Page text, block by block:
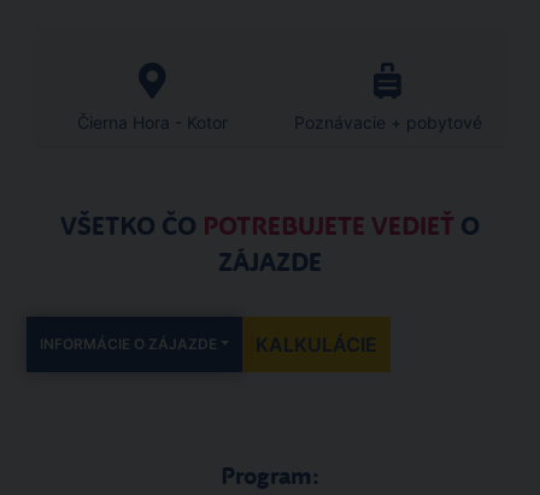
Čierna Hora - Kotor Poznávacie + pobytové
VŠETKO ČO POTREBUJETE VEDIEŤ O
ZÁJAZDE
INFORMÁCIE O ZÁJAZDE KALKULÁCIE
Program: